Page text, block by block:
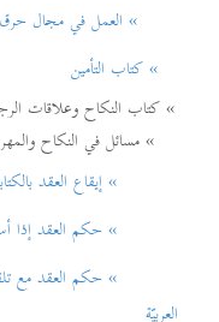
» العمل في مجال حرق
» كتاب التأمين
» كتاب النكاح وعلاقات
» مسائل في النكاح والمهر
» إيقاع العقد
» حكم العقد إذا أسلم
» حكم العقد مع
العربيّة